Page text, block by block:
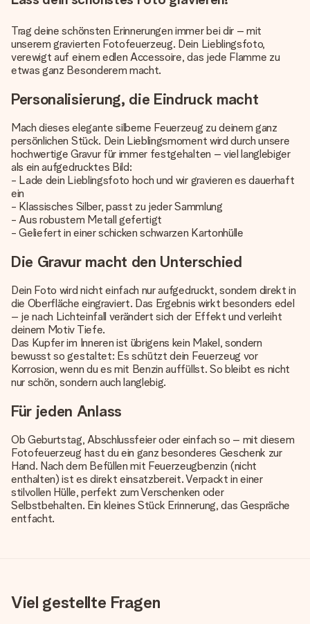
Trag deine schönsten Erinnerungen immer bei dir – mit
unserem gravierten Fotofeuerzeug. Dein Lieblingsfoto,
verewigt auf einem edlen Accessoire, das jede Flamme zu
etwas ganz Besonderem macht.
Personalisierung, die Eindruck macht
Mach dieses elegante silberne Feuerzeug zu deinem ganz
persönlichen Stück. Dein Lieblingsmoment wird durch unsere
hochwertige Gravur für immer festgehalten – viel langlebiger
als ein aufgedrucktes Bild:
- Lade dein Lieblingsfoto hoch und wir gravieren es dauerhaft
ein
- Klassisches Silber, passt zu jeder Sammlung
- Aus robustem Metall gefertigt
- Geliefert in einer schicken schwarzen Kartonhülle
Die Gravur macht den Unterschied
Dein Foto wird nicht einfach nur aufgedruckt, sondern direkt in
die Oberfläche eingraviert. Das Ergebnis wirkt besonders edel
– je nach Lichteinfall verändert sich der Effekt und verleiht
deinem Motiv Tiefe.
Das Kupfer im Inneren ist übrigens kein Makel, sondern
bewusst so gestaltet: Es schützt dein Feuerzeug vor
Korrosion, wenn du es mit Benzin auffüllst. So bleibt es nicht
nur schön, sondern auch langlebig.
Für jeden Anlass
Ob Geburtstag, Abschlussfeier oder einfach so – mit diesem
Fotofeuerzeug hast du ein ganz besonderes Geschenk zur
Hand. Nach dem Befüllen mit Feuerzeugbenzin (nicht
enthalten) ist es direkt einsatzbereit. Verpackt in einer
stilvollen Hülle, perfekt zum Verschenken oder
Selbstbehalten. Ein kleines Stück Erinnerung, das Gespräche
entfacht.
Viel gestellte Fragen